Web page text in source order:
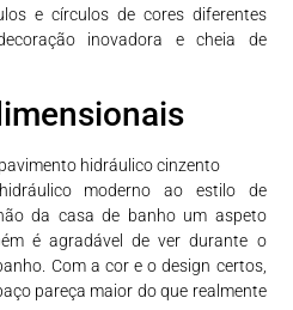
e círculos de cores diferentes
inovadora e cheia de
moderno ao estilo de
da casa de banho um aspeto
é agradável de ver durante o
Com a cor e o design certos,
pareça maior do que realmente